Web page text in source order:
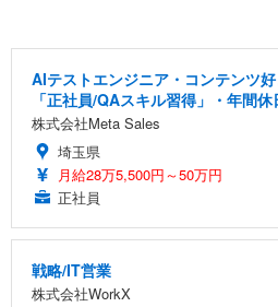
AIテストエンジニア・コンテンツ
「正社員/QAスキル習得」・年間
株式会社Meta Sales
埼玉県
月給28万5,500円～50万円
正社員
戦略/IT営業
株式会社WorkX